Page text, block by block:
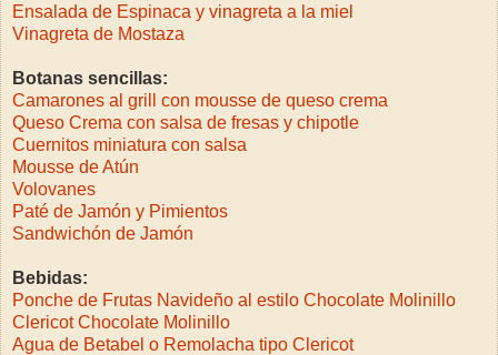
Ensalada de Espinaca y vinagreta a la miel
Vinagreta de Mostaza
Botanas sencillas:
Camarones al grill con mousse de queso crema
Queso Crema con salsa de fresas y chipotle
Cuernitos miniatura con salsa
Mousse de Atún
Volovanes
Paté de Jamón y Pimientos
Sandwichón de Jamón
Bebidas:
Ponche de Frutas Navideño al estilo Chocolate Molinillo
Clericot Chocolate Molinillo
Agua de Betabel o Remolacha tipo Clericot